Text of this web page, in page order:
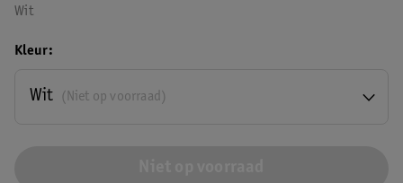
Wit
Kleur
(Niet op voorraad)
Wit